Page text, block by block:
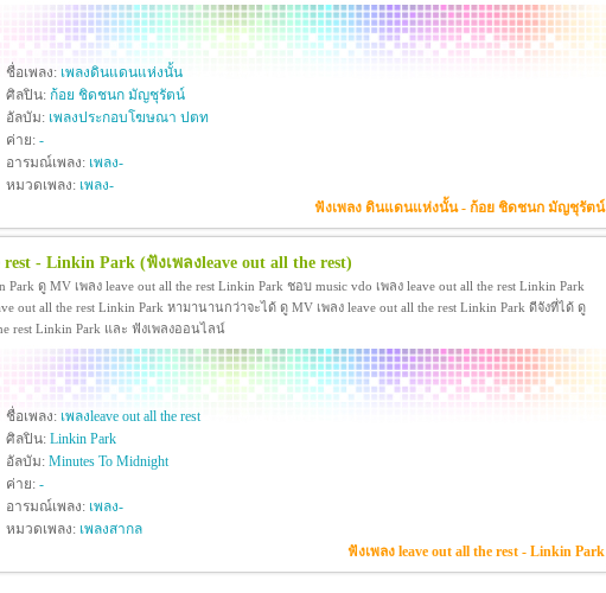
ชื่อเพลง: เพลงดินแดนแห่งนั้น
ศิลปิน: ก้อย ชิดชนก มัญชุรัตน์
อัลบัม: เพลงประกอบโฆษณา ปตท
ค่าย: -
อารมณ์เพลง: เพลง-
หมวดเพลง: เพลง-
ฟังเพลง ดินแดนแห่งนั้น - ก้อย ชิดชนก มัญชุรัตน์
rest - Linkin Park (ฟังเพลงleave out all the rest)
Park ดู MV เพลง leave out all the rest Linkin Park ชอบ music vdo เพลง leave out all the rest Linkin Park
out all the rest Linkin Park หามานานกว่าจะได้ ดู MV เพลง leave out all the rest Linkin Park ดีจังที่ได้ ดู
rest Linkin Park และ ฟังเพลงออนไลน์
ชื่อเพลง: เพลงleave out all the rest
ศิลปิน: Linkin Park
อัลบัม: Minutes To Midnight
ค่าย: -
อารมณ์เพลง: เพลง-
หมวดเพลง: เพลงสากล
ฟังเพลง leave out all the rest - Linkin Park